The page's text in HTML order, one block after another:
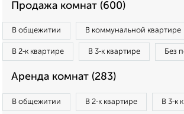
Продажа комнат (600)
В общежитии В коммунальной квартире
В 2‑к квартире В 3‑к квартире Без
Аренда комнат (283)
В общежитии В 2‑к квартире В 3‑к